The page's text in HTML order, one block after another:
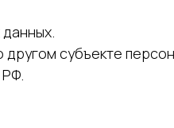
субъекте
РФ.